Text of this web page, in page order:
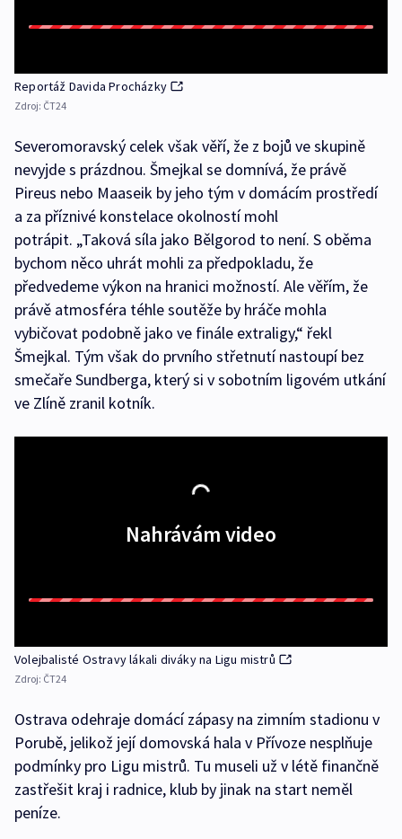
Reportáž Davida Procházky
Zdroj: ČT24
Severomoravský celek však věří, že z bojů ve skupině
nevyjde s prázdnou. Šmejkal se domnívá, že právě
Pireus nebo Maaseik by jeho tým v domácím prostředí
a za příznivé konstelace okolností mohl
potrápit. „Taková síla jako Bělgorod to není. S oběma
bychom něco uhrát mohli za předpokladu, že
předvedeme výkon na hranici možností. Ale věřím, že
právě atmosféra téhle soutěže by hráče mohla
vybičovat podobně jako ve finále extraligy,“ řekl
Šmejkal. Tým však do prvního střetnutí nastoupí bez
smečaře Sundberga, který si v sobotním ligovém utkání
ve Zlíně zranil kotník.
Nahrávám video
Volejbalisté Ostravy lákali diváky na Ligu mistrů
Zdroj: ČT24
Ostrava odehraje domácí zápasy na zimním stadionu v
Porubě, jelikož její domovská hala v Přívoze nesplňuje
podmínky pro Ligu mistrů. Tu museli už v létě finančně
zastřešit kraj i radnice, klub by jinak na start neměl
peníze.